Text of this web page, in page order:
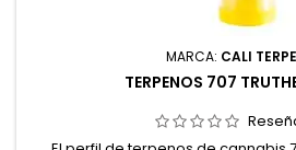
MARCA: CALI
TERPENOS 707